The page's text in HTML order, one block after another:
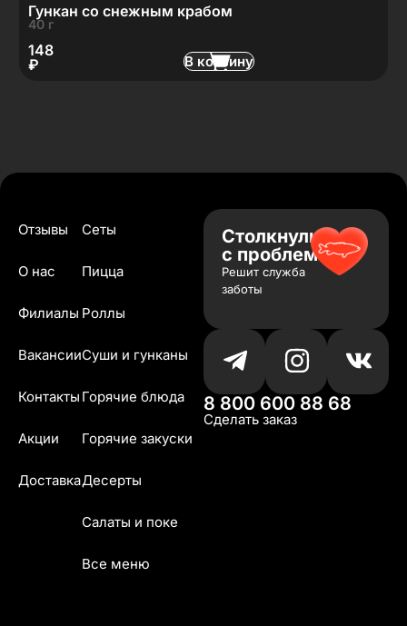
Гункан со снежным крабом
40 г
148
₽
В корзину
Отзывы
О нас
Филиалы
Вакансии
Контакты
Акции
Доставка
Сеты
Пицца
Роллы
Суши и гунканы
Горячие блюда
Горячие закуски
Десерты
Салаты и поке
Все меню
Столкнулись
с проблемой?
Решит служба
заботы
8 800 600 88 68
Сделать заказ